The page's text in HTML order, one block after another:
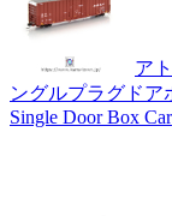
ア
ングルプラグドア
Single Door Box Car